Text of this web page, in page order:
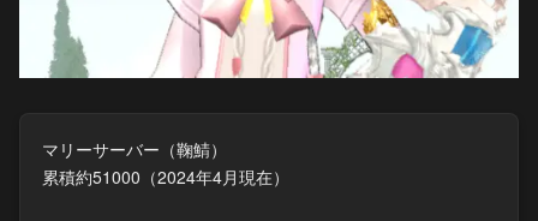
マリーサーバー（鞠鯖）
累積約51000（2024年4月現在）